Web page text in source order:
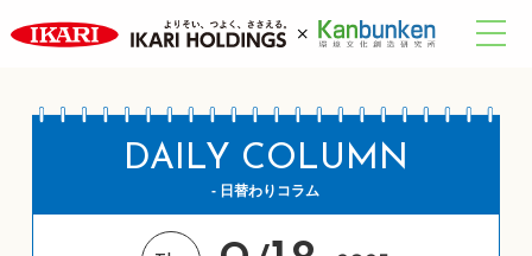
DAILY COLUMN
- 日替わりコラム